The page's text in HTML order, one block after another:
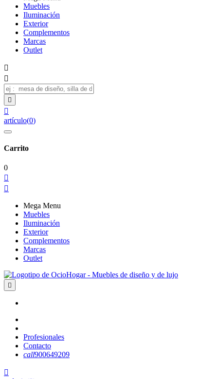
Muebles
Iluminación
Exterior
Complementos
Marcas
Outlet




artículo(0)
Carrito
0


Mega Menu
Muebles
Iluminación
Exterior
Complementos
Marcas
Outlet

Profesionales
Contacto
call900649209
